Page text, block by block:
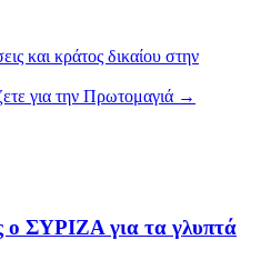
και κράτος δικαίου στην
για την Πρωτομαγιά →
ο ΣΥΡΙΖΑ για τα γλυπτά